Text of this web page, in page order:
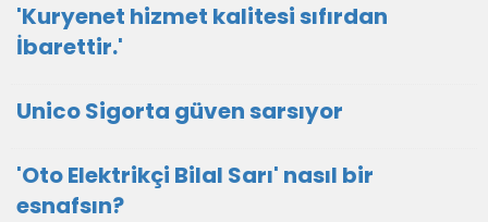
'Kuryenet hizmet kalitesi sıfırdan
İbarettir.'
Unico Sigorta güven sarsıyor
'Oto Elektrikçi Bilal Sarı' nasıl bir
esnafsın?